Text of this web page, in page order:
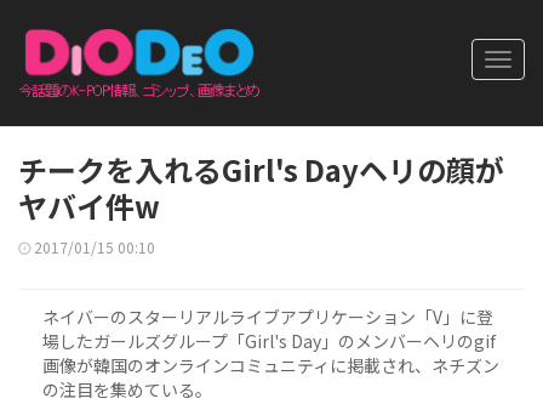
チークを入れるGirl's Dayヘリの顔が
ヤバイ件w
2017/01/15 00:10
ネイバーのスターリアルライブアプリケーション「V」に登
場したガールズグループ「Girl's Day」のメンバーヘリのgif
画像が韓国のオンラインコミュニティに掲載され、ネチズン
の注目を集めている。